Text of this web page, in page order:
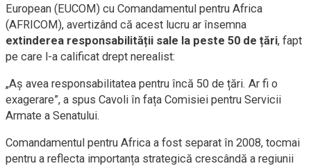
European (EUCOM) cu Comandamentul pentru Africa
(AFRICOM), avertizând că acest lucru ar însemna
extinderea responsabilității sale la peste 50 de țări, fapt
pe care l-a calificat drept nerealist:
„Aș avea responsabilitatea pentru încă 50 de țări. Ar fi o
exagerare”, a spus Cavoli în fața Comisiei pentru Servicii
Armate a Senatului.
Comandamentul pentru Africa a fost separat în 2008, tocmai
pentru a reflecta importanța strategică crescândă a regiunii